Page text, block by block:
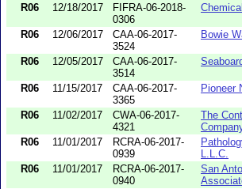
R06 12/18/2017
FIFRA-06-2018-
0306
R06 12/06/2017
CAA-06-2017-
3524
Bowie
R06 12/05/2017
CAA-06-2017-
3514
R06 11/15/2017
CAA-06-2017-
3365
Pioneer
R06 11/02/2017
CWA-06-2017-
4321
The
R06
11/01/2017
RCRA-06-2017-
0939
L.L.C.
R06
11/01/2017
RCRA-06-2017-
0940
San